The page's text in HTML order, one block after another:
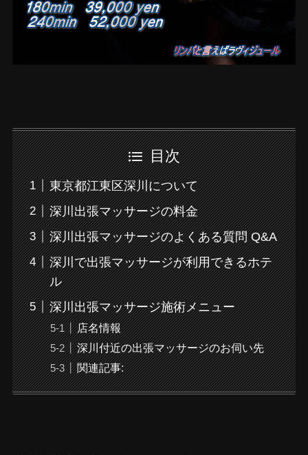
目次
東京都江東区深川について
深川出張マッサージの料金
深川出張マッサージのよくある質問 Q&A
深川で出張マッサージが利用できるホテ
ル
深川出張マッサージ施術メニュー
店名情報
深川付近の出張マッサージのお伺い先
関連記事: